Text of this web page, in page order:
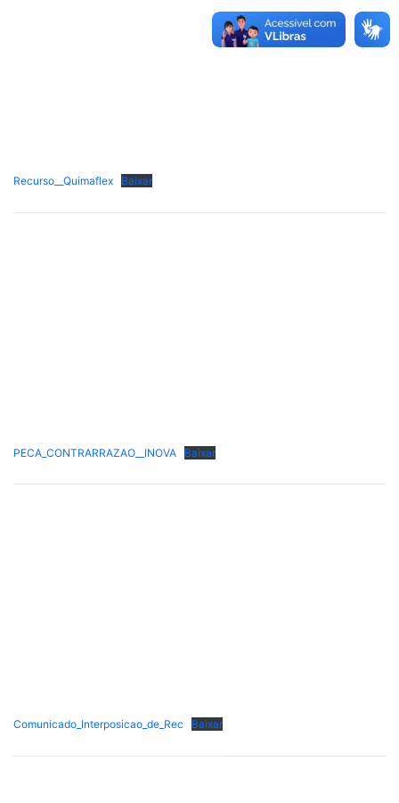
Recurso__Quimaflex Baixar
PECA_CONTRARRAZAO__INOVA Baixar
Comunicado_Interposicao_de_Rec Baixar